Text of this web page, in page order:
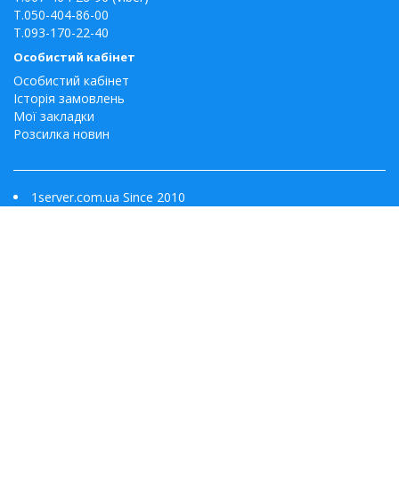
T.050-404-86-00
T.093-170-22-40
Особистий кабінет
Особистий кабінет
Історія замовлень
Мої закладки
Розсилка новин
1server.com.ua Since 2010